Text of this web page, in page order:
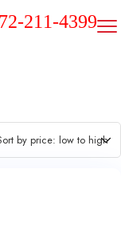
211-4399